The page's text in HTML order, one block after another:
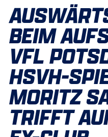
BEIM
VFL
HSVH-
MORITZ
TRIFFT